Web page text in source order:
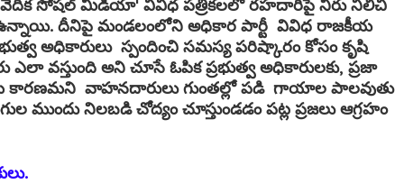
వేదిక సోషల్ మీడియా' వివిధ పత్రికలలో రహదారిపై నీరు నిలిచి
ఉన్నాయి. దీనిపై మండలంలోని అధికార పార్టీ వివిధ రాజకీయ
అధికారులు స్పందించి సమస్య పరిష్కారం కోసం కృషి
వస్తుంది అని చూసే ఓపిక ప్రభుత్వ అధికారులకు, ప్రజా
కారణమని వాహనదారులు గుంతల్లో పడి గాయాల పాలవుతు
నిలబడి చోద్యం చూస్తుండడం పట్ల ప్రజలు ఆగ్రహం